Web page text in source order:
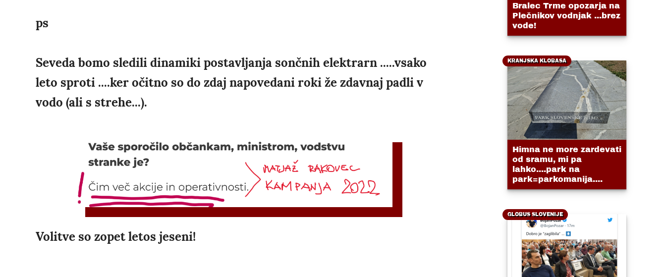
ps
Seveda bomo sledili dinamiki postavljanja sončnih elektrarn .....vsako
leto sproti ....ker očitno so do zdaj napovedani roki že zdavnaj padli v
vodo (ali s strehe...).
Volitve so zopet letos jeseni!
Bralec Trme opozarja na
Plečnikov vodnjak ...brez
vode!
KRANJSKA KLOBASA
Himna ne more zardevati
od sramu, mi pa
lahko....park na
park=parkomanija....
GLOBUS SLOVENIJE